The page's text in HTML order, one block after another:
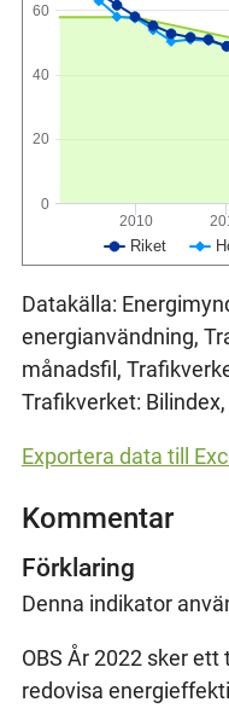
Riket
2010
0
20
40
60
Datakälla:
energianvändning,
månadsfil,
Trafikverket:
Exportera data till
Kommentar
Förklaring
Denna indikator
OBS År 2022 sker
redovisa